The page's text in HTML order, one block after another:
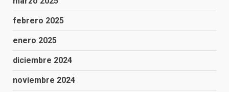
febrero 2025
enero 2025
diciembre 2024
noviembre 2024